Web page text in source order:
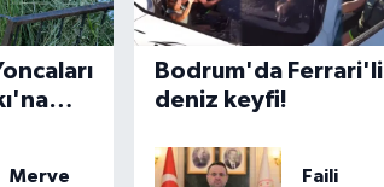
Merve
Bodrum'da Ferrari'li
deniz keyfi!
Faili